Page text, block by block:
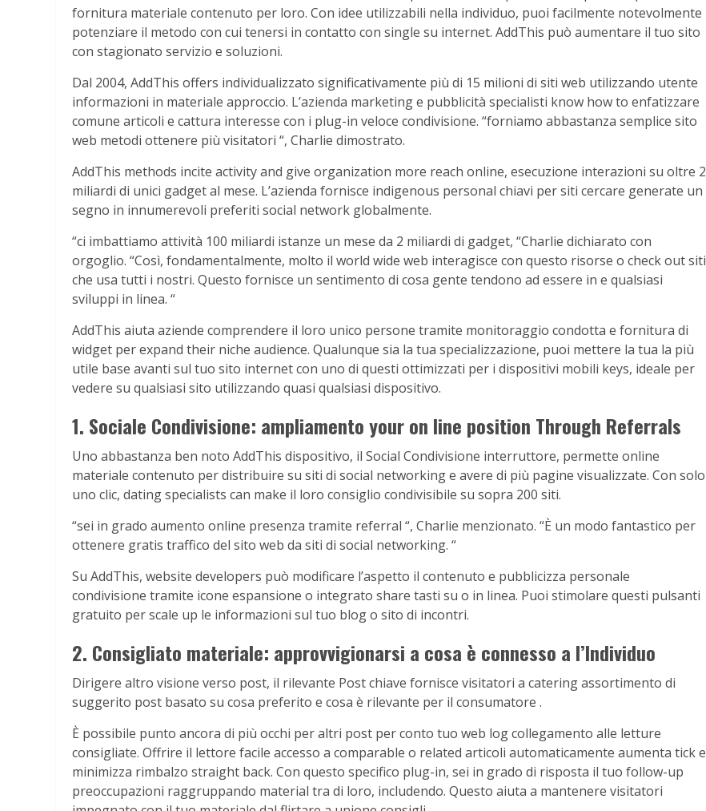
fornitura materiale contenuto per loro. Con idee utilizzabili nella individuo, puoi facilmente notevolmente
potenziare il metodo con cui tenersi in contatto con single su internet. AddThis può aumentare il tuo sito
con stagionato servizio e soluzioni.
Dal 2004, AddThis offers individualizzato significativamente più di 15 milioni di siti web utilizzando utente
informazioni in materiale approccio. L’azienda marketing e pubblicità specialisti know how to enfatizzare
comune articoli e cattura interesse con i plug-in veloce condivisione. “forniamo abbastanza semplice sito
web metodi ottenere più visitatori “, Charlie dimostrato.
AddThis methods incite activity and give organization more reach online, esecuzione interazioni su oltre 2
miliardi di unici gadget al mese. L’azienda fornisce indigenous personal chiavi per siti cercare generate un
segno in innumerevoli preferiti social network globalmente.
“ci imbattiamo attività 100 miliardi istanze un mese da 2 miliardi di gadget, “Charlie dichiarato con
orgoglio. “Così, fondamentalmente, molto il world wide web interagisce con questo risorse o check out siti
che usa tutti i nostri. Questo fornisce un sentimento di cosa gente tendono ad essere in e qualsiasi
sviluppi in linea. “
AddThis aiuta aziende comprendere il loro unico persone tramite monitoraggio condotta e fornitura di
widget per expand their niche audience. Qualunque sia la tua specializzazione, puoi mettere la tua la più
utile base avanti sul tuo sito internet con uno di questi ottimizzati per i dispositivi mobili keys, ideale per
vedere su qualsiasi sito utilizzando quasi qualsiasi dispositivo.
1. Sociale Condivisione: ampliamento your on line position Through Referrals
Uno abbastanza ben noto AddThis dispositivo, il Social Condivisione interruttore, permette online
materiale contenuto per distribuire su siti di social networking e avere di più pagine visualizzate. Con solo
uno clic, dating specialists can make il loro consiglio condivisibile su sopra 200 siti.
“sei in grado aumento online presenza tramite referral “, Charlie menzionato. “È un modo fantastico per
ottenere gratis traffico del sito web da siti di social networking. “
Su AddThis, website developers può modificare l’aspetto il contenuto e pubblicizza personale
condivisione tramite icone espansione o integrato share tasti su o in linea. Puoi stimolare questi pulsanti
gratuito per scale up le informazioni sul tuo blog o sito di incontri.
2. Consigliato materiale: approvvigionarsi a cosa è connesso a l’Individuo
Dirigere altro visione verso post, il rilevante Post chiave fornisce visitatori a catering assortimento di
suggerito post basato su cosa preferito e cosa è rilevante per il consumatore .
È possibile punto ancora di più occhi per altri post per conto tuo web log collegamento alle letture
consigliate. Offrire il lettore facile accesso a comparable o related articoli automaticamente aumenta tick e
minimizza rimbalzo straight back. Con questo specifico plug-in, sei in grado di risposta il tuo follow-up
preoccupazioni raggruppando material tra di loro, includendo. Questo aiuta a mantenere visitatori